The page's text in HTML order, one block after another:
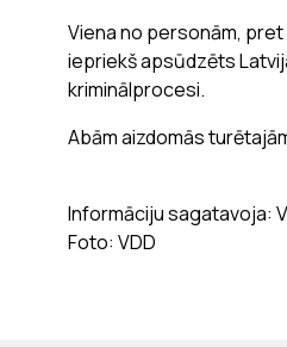
Viena no personām,
iepriekš apsūdzēts
kriminālprocesi.
Abām aizdomās
Informāciju sagatavoja:
Foto: VDD